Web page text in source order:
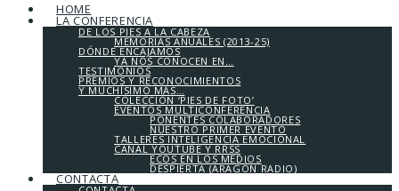
HOME
LA CONFERENCIA
DE LOS PIES A LA CABEZA
MEMORIAS ANUALES (2013-25)
DÓNDE ENCAJAMOS
YA NOS CONOCEN EN…
TESTIMONIOS
PREMIOS Y RECONOCIMIENTOS
Y MUCHÍSIMO MÁS…
COLECCIÓN ‘PIES DE FOTO’
EVENTOS MULTICONFERENCIA
PONENTES COLABORADORES
NUESTRO PRIMER EVENTO
TALLERES INTELIGENCIA EMOCIONAL
CANAL YOUTUBE Y RRSS
ECOS EN LOS MEDIOS
DESPIERTA (ARAGÓN RADIO)
CONTACTA